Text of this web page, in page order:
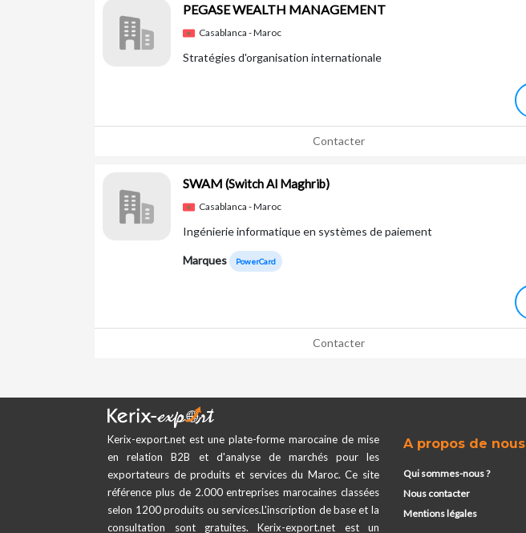
PEGASE WEALTH MANAGEMENT
Casablanca - Maroc
Stratégies d'organisation internationale
Contacter
SWAM (Switch Al Maghrib)
Casablanca - Maroc
Ingénierie informatique en systèmes de paiement
Marques PowerCard
Contacter
Kerix-export.net est une plate-forme marocaine de mise
en relation B2B et d'analyse de marchés pour les
exportateurs de produits et services du Maroc. Ce site
référence plus de 2.000 entreprises marocaines classées
selon 1200 produits ou services.L'inscription de base et la
consultation sont gratuites. Kerix-export.net est un
A propos de nous
Qui sommes-nous ?
Nous contacter
Mentions légales